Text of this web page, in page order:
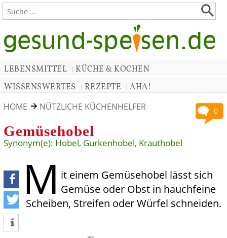
LEBENSMITTEL
KÜCHE & KOCHEN
WISSENSWERTES
REZEPTE AHA!
0
HOME NÜTZLICHE KÜCHENHELFER
Gemüsehobel
Synonym(e): Hobel, Gurkenhobel, Krauthobel
teilen
tweet
M it einem Gemüsehobel lässt sich
Gemüse oder Obst in hauchfeine
Scheiben, Streifen oder Würfel schneiden.